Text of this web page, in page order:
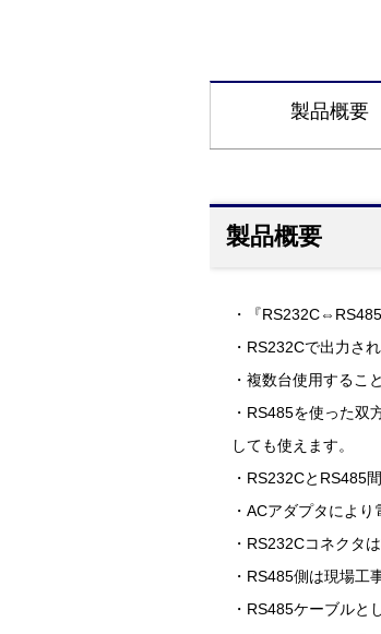
製品概要
製品概要
・『
・RS232Cで出力さ
・複数台使用するこ
・RS485を使った双
しても使えます。
・RS232CとRS485
・ACアダプタによ
・RS232Cコネクタ
・RS485側は現場工
・RS485ケーブルと